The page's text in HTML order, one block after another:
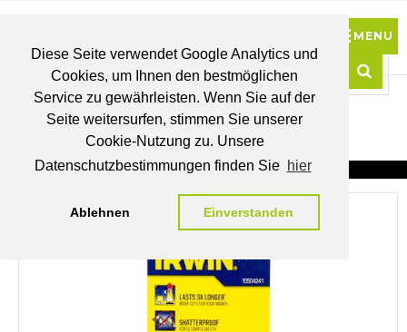
Diese Seite verwendet Google Analytics und
Cookies, um Ihnen den bestmöglichen
Service zu gewährleisten. Wenn Sie auf der
Seite weitersurfen, stimmen Sie unserer
Cookie-Nutzung zu. Unsere
Datenschutzbestimmungen finden Sie hier
Ablehnen Einverstanden
BRUTTO
PREISE
MEIN
WUNSCHLISTE